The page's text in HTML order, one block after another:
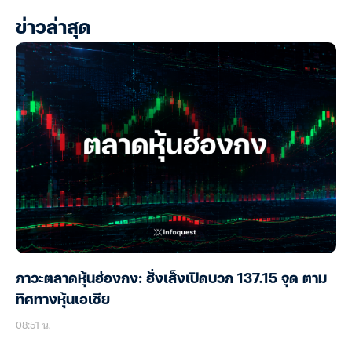
ข่าวล่าสุด
ภาวะตลาดหุ้นฮ่องกง: ฮั่งเส็งเปิดบวก 137.15 จุด ตาม
ทิศทางหุ้นเอเชีย
08:51 น.